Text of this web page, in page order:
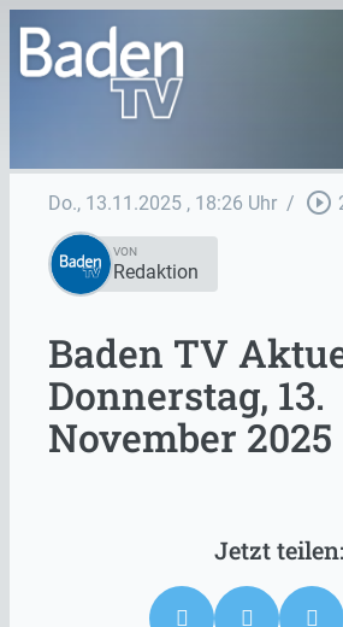
Do., 13.11.2025 , 18:26 Uhr / play_circle_outline
VON
Redaktion
Baden TV
Donnerstag, 13.
November 2025